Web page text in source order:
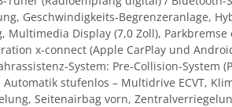
Geschwindigkeits-Begrenzeranlage,
Multimedia Display (7,0 Zoll),
x-connect (Apple CarPlay und
System: Pre-Collision-
Automatik stufenlos – Multidrive ECVT,
Seitenairbag vorn,